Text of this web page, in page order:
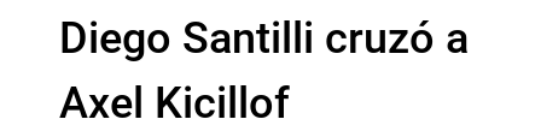
Diego Santilli cruzó a
Axel Kicillof